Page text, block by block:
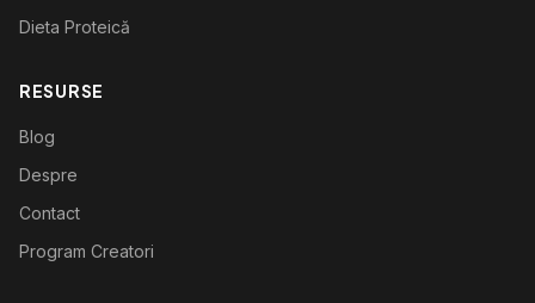
Dieta Proteică
RESURSE
Blog
Despre
Contact
Program Creatori